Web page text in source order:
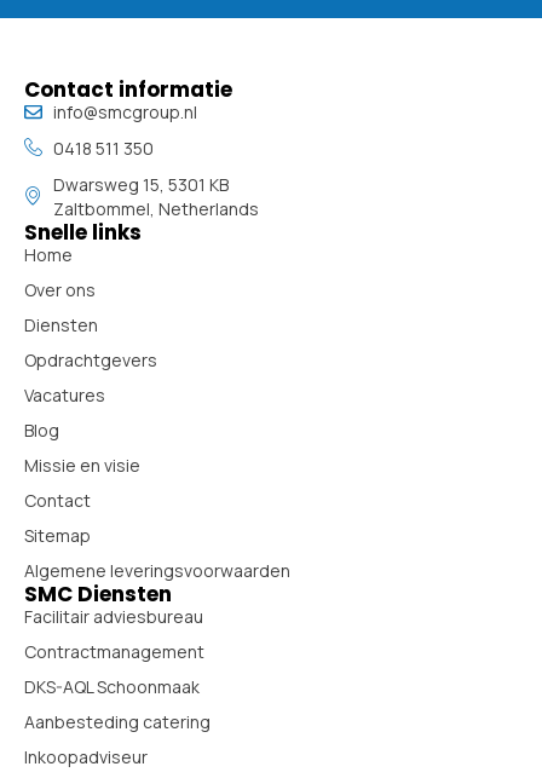
Contact informatie
info@smcgroup.nl
0418 511 350
Dwarsweg 15, 5301 KB
Zaltbommel, Netherlands
Snelle links
Home
Over ons
Diensten
Opdrachtgevers
Vacatures
Blog
Missie en visie
Contact
Sitemap
Algemene leveringsvoorwaarden
SMC Diensten
Facilitair adviesbureau
Contractmanagement
DKS-AQL Schoonmaak
Aanbesteding catering
Inkoopadviseur